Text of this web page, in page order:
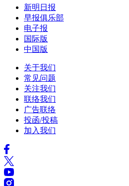
新明日报
早报俱乐部
电子报
国际版
中国版
关于我们
常见问题
关注我们
联络我们
广告联络
投函/投稿
加入我们